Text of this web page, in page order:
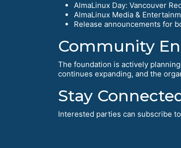
AlmaLinux Day: Vancouver
AlmaLinux Media &
Release announcements for
Community
The foundation is actively
continues expanding, and the
Stay
Interested parties can subscribe